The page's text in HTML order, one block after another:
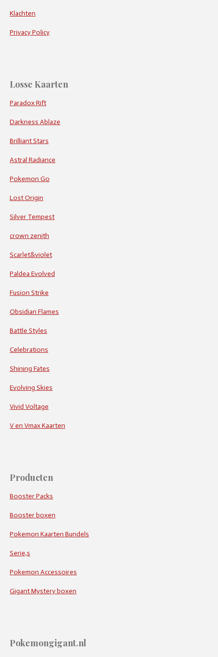
Klachten
Privacy Policy
Losse Kaarten
Paradox Rift
Darkness Ablaze
Brilliant Stars
Astral Radiance
Pokemon Go
Lost Origin
Silver Tempest
crown zenith
Scarlet&violet
Paldea Evolved
Fusion Strike
Obsidian Flames
Battle Styles
Celebrations
Shining Fates
Evolving Skies
Vivid Voltage
V en Vmax Kaarten
Producten
Booster Packs
Booster boxen
Pokemon Kaarten Bundels
Serie,s
Pokemon Accessoires
Gigant Mystery boxen
Pokemongigant.nl